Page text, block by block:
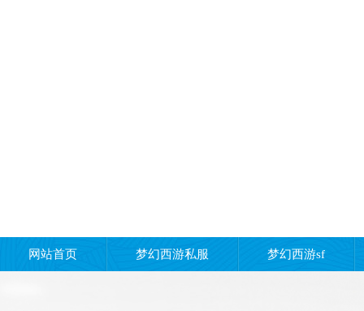
网站首页 梦幻西游私服 梦幻西游sf